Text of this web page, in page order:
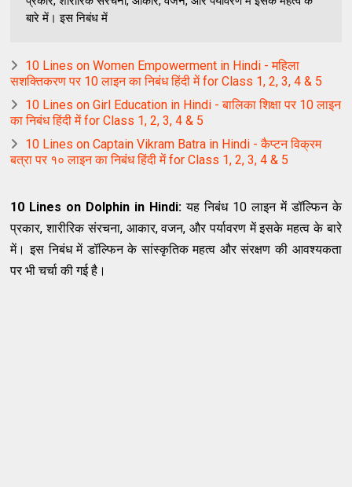
बारे में। इस निबंध में
10 Lines on Women Empowerment in Hindi - महिला
सशक्तिकरण पर 10 लाइन का निबंध हिंदी में for Class 1, 2, 3, 4 & 5
10 Lines on Girl Education in Hindi - बालिका शिक्षा पर 10 लाइन
का निबंध हिंदी में for Class 1, 2, 3, 4 & 5
10 Lines on Captain Vikram Batra in Hindi - कैप्टन विक्रम
बत्रा पर १० लाइन का निबंध हिंदी में for Class 1, 2, 3, 4 & 5
10 Lines on Dolphin in Hindi: यह निबंध 10 लाइन में डॉल्फिन के
प्रकार, शारीरिक संरचना, आकार, वजन, और पर्यावरण में इसके महत्व के बारे
में। इस निबंध में डॉल्फिन के सांस्कृतिक महत्व और संरक्षण की आवश्यकता
पर भी चर्चा की गई है।